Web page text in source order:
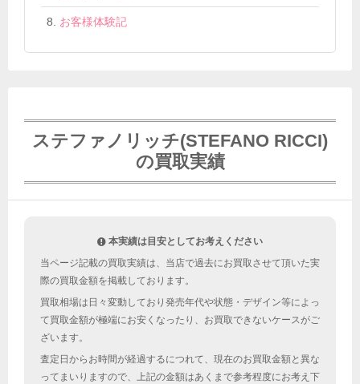
お客様体験記
ステファノリッチ(STEFANO RICCI)
の買取実績
本実績は目安としてお考えください
当ページ記載の買取実績は、当店で過去にお買取させて頂いた実
際の買取金額を掲載しております。
買取相場は日々変動しており発売年代や状態・デザイン等によっ
て買取金額が極端にお安くなったり、お買取できないケースがご
ざいます。
査定日からお時間が経過するにつれて、現在のお買取金額と異な
ってまいりますので、上記の金額はあくまで参考程度にお考え下